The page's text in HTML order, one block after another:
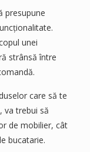
presupune
unei
strânsă între
care să te
va trebui să
de mobilier, cât
bucatarie.